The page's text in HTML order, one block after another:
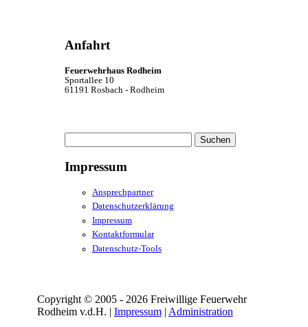
Anfahrt
Feuerwehrhaus Rodheim
Sportallee 10
61191 Rosbach - Rodheim
nach:
Impressum
Ansprechpartner
Datenschutzerklärung
Impressum
Kontaktformular
Datenschutz-Tools
Copyright © 2005 - 2026 Freiwillige Feuerwehr
Rodheim v.d.H. | Impressum| Administration